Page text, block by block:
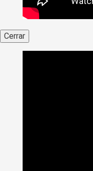
Cerrar